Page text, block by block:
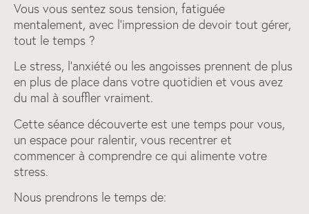
Vous vous sentez sous tension, fatiguée
mentalement, avec l'impression de devoir tout gérer,
tout le temps ?
Le stress, l'anxiété ou les angoisses prennent de plus
en plus de place dans votre quotidien et vous avez
du mal à souffler vraiment.
Cette séance découverte est une temps pour vous,
un espace pour ralentir, vous recentrer et
commencer à comprendre ce qui alimente votre
stress.
Nous prendrons le temps de: